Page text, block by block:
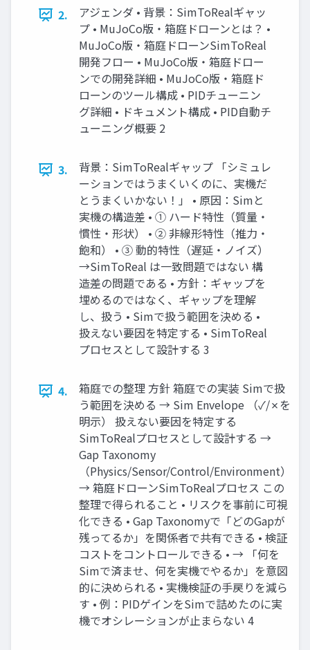
2.
アジェンダ • 背景：SimToRealギャッ
プ • MuJoCo版・箱庭ドローンとは？ •
MuJoCo版・箱庭ドローンSimToReal
開発フロー • MuJoCo版・箱庭ドロー
ンでの開発詳細 • MuJoCo版・箱庭ド
ローンのツール構成 • PIDチューニン
グ詳細 • ドキュメント構成 • PID自動チ
ューニング概要 2
3.
背景：SimToRealギャップ 「シミュレ
ーションではうまくいくのに、実機だ
とうまくいかない！」 • 原因：Simと
実機の構造差 • ① ハード特性（質量・
慣性・形状） • ② 非線形特性（推力・
飽和） • ③ 動的特性（遅延・ノイズ）
→SimToReal は一致問題ではない 構
造差の問題である • 方針：ギャップを
埋めるのではなく、ギャップを理解
し、扱う • Simで扱う範囲を決める •
扱えない要因を特定する • SimToReal
プロセスとして設計する 3
4.
箱庭での整理 方針 箱庭での実装 Simで扱
う範囲を決める → Sim Envelope （✓/✗を
明示） 扱えない要因を特定する
SimToRealプロセスとして設計する →
Gap Taxonomy
（Physics/Sensor/Control/Environment）
→ 箱庭ドローンSimToRealプロセス この
整理で得られること • リスクを事前に可視
化できる • Gap Taxonomyで「どのGapが
残ってるか」を関係者で共有できる • 検証
コストをコントロールできる • → 「何を
Simで済ませ、何を実機でやるか」を意図
的に決められる • 実機検証の手戻りを減ら
す • 例：PIDゲインをSimで詰めたのに実
機でオシレーションが止まらない 4